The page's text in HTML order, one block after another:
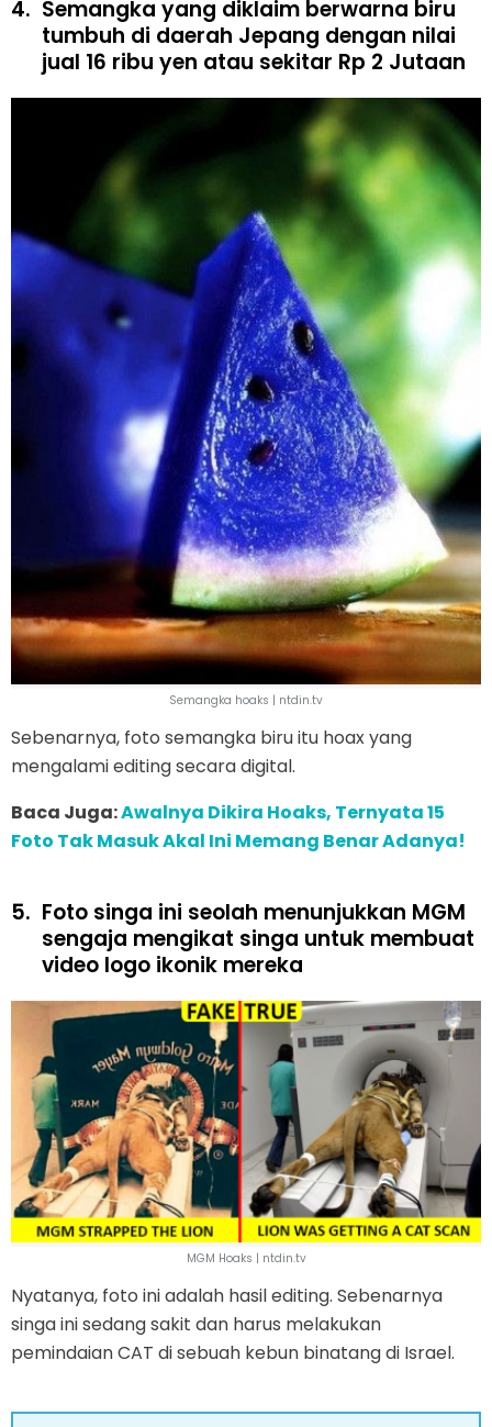
4. Semangka yang diklaim berwarna biru
tumbuh di daerah Jepang dengan nilai
jual 16 ribu yen atau sekitar Rp 2 Jutaan
Semangka hoaks | ntdin.tv
Sebenarnya, foto semangka biru itu hoax yang
mengalami editing secara digital.
Baca Juga:Awalnya Dikira Hoaks, Ternyata 15
Foto Tak Masuk Akal Ini Memang Benar Adanya!
5. Foto singa ini seolah menunjukkan MGM
sengaja mengikat singa untuk membuat
video logo ikonik mereka
MGM Hoaks | ntdin.tv
Nyatanya, foto ini adalah hasil editing. Sebenarnya
singa ini sedang sakit dan harus melakukan
pemindaian CAT di sebuah kebun binatang di Israel.